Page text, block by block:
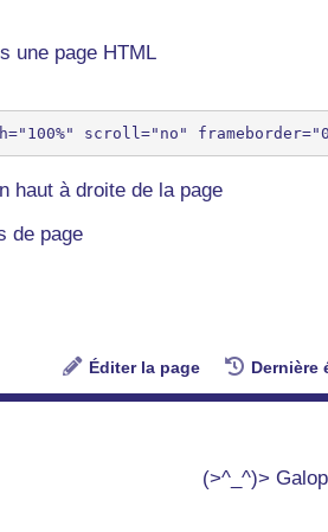
une page HTML
haut à droite de la page
de page
Éditer la page Dernière
(>^_^)>